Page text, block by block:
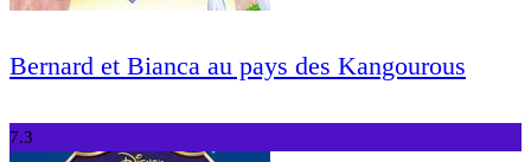
Bernard et Bianca au pays des Kangourous
7.3